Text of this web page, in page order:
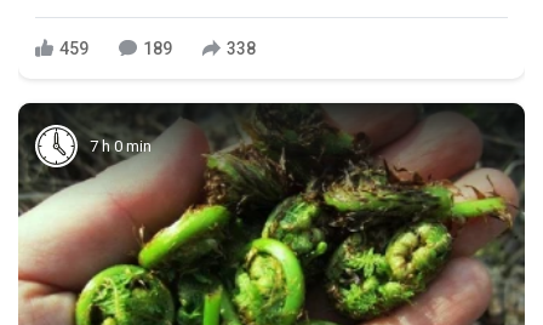
459 189 338
7 h 0 min